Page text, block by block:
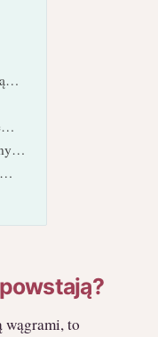
wągrami, to